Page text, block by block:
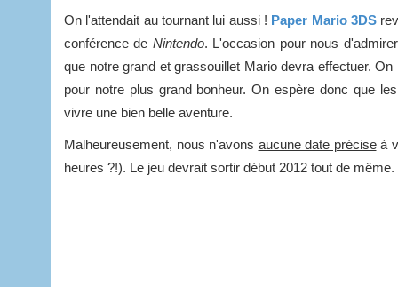
On l'attendait au tournant lui aussi ! Paper Mario 3DS
conférence de Nintendo. L'occasion pour nous
que notre grand et grassouillet Mario devra effectuer.
pour notre plus grand bonheur. On espère donc que
vivre une bien belle aventure.
Malheureusement, nous n'avons aucune date préciseà
heures ?!). Le jeu devrait sortir début 2012 tout de même.